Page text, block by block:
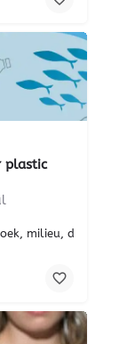
plastic
milieu, digitale